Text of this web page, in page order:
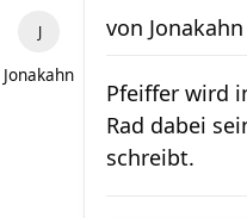
Jonakahn
von Jonakahn
Pfeiffer wird
Rad dabei
schreibt.